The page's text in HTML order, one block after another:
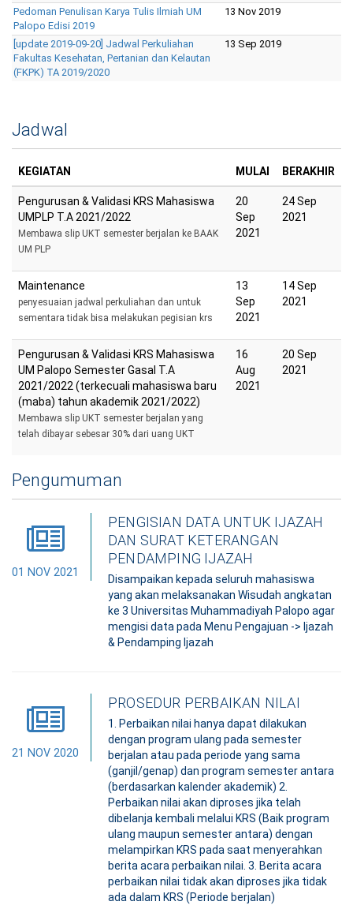
Pedoman Penulisan Karya Tulis Ilmiah UM
Palopo Edisi 2019
13 Nov 2019
[update 2019-09-20] Jadwal Perkuliahan
Fakultas Kesehatan, Pertanian dan Kelautan
(FKPK) TA 2019/2020
13 Sep 2019
Jadwal
KEGIATAN MULAI BERAKHIR
Pengurusan & Validasi KRS Mahasiswa
UMPLP T.A 2021/2022
Membawa slip UKT semester berjalan ke BAAK
UM PLP
20
Sep
2021
24 Sep
2021
Maintenance
penyesuaian jadwal perkuliahan dan untuk
sementara tidak bisa melakukan pegisian krs
13
Sep
2021
14 Sep
2021
Pengurusan & Validasi KRS Mahasiswa
UM Palopo Semester Gasal T.A
2021/2022 (terkecuali mahasiswa baru
(maba) tahun akademik 2021/2022)
Membawa slip UKT semester berjalan yang
telah dibayar sebesar 30% dari uang UKT
16
Aug
2021
20 Sep
2021
Pengumuman
01 NOV 2021
PENGISIAN DATA UNTUK IJAZAH
DAN SURAT KETERANGAN
PENDAMPING IJAZAH
Disampaikan kepada seluruh mahasiswa
yang akan melaksanakan Wisudah angkatan
ke 3 Universitas Muhammadiyah Palopo agar
mengisi data pada Menu Pengajuan -> Ijazah
& Pendamping Ijazah
21 NOV 2020
PROSEDUR PERBAIKAN NILAI
1. Perbaikan nilai hanya dapat dilakukan
dengan program ulang pada semester
berjalan atau pada periode yang sama
(ganjil/genap) dan program semester antara
(berdasarkan kalender akademik) 2.
Perbaikan nilai akan diproses jika telah
dibelanja kembali melalui KRS (Baik program
ulang maupun semester antara) dengan
melampirkan KRS pada saat menyerahkan
berita acara perbaikan nilai. 3. Berita acara
perbaikan nilai tidak akan diproses jika tidak
ada dalam KRS (Periode berjalan)